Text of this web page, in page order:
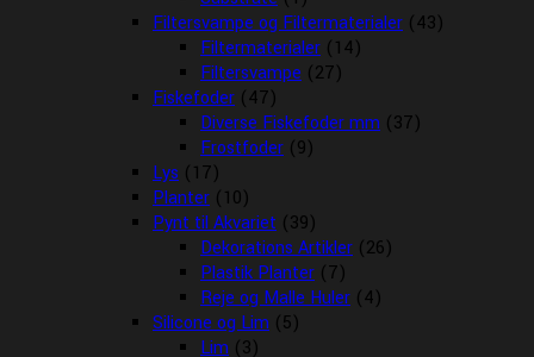
Filtersvampe og Filtermaterialer (43)
Filtermaterialer (14)
Filtersvampe (27)
Fiskefoder (47)
Diverse Fiskefoder mm (37)
Frostfoder (9)
Lys (17)
Planter (10)
Pynt til Akvariet (39)
Dekorations Artikler (26)
Plastik Planter (7)
Reje og Malle Huler (4)
Silicone og Lim (5)
Lim (3)